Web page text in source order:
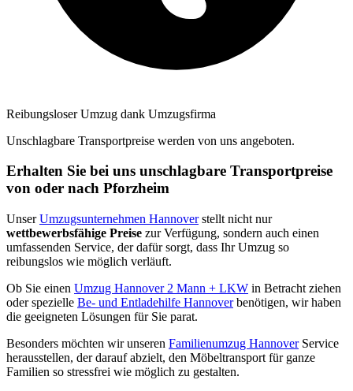
Reibungsloser Umzug dank Umzugsfirma
Unschlagbare Transportpreise werden von uns angeboten.
Erhalten Sie bei uns unschlagbare Transportpreise
von oder nach Pforzheim
UnserUmzugsunternehmen Hannoverstellt nicht nur
wettbewerbsfähige Preise zur Verfügung, sondern auch einen
umfassenden Service, der dafür sorgt, dass Ihr Umzug so
reibungslos wie möglich verläuft.
Ob Sie einen Umzug Hannover 2 Mann + LKW in Betracht ziehen
oder spezielle Be- und Entladehilfe Hannoverbenötigen, wir haben
die geeigneten Lösungen für Sie parat.
Besonders möchten wir unseren Familienumzug HannoverService
herausstellen, der darauf abzielt, den Möbeltransport für ganze
Familien so stressfrei wie möglich zu gestalten.